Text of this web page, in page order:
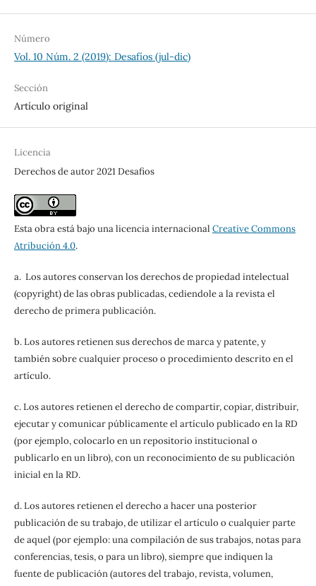
Número
Vol. 10 Núm. 2 (2019): Desafíos (jul-dic)
Sección
Artículo original
Licencia
Derechos de autor 2021 Desafios
Esta obra está bajo una licencia internacional Creative Commons
Atribución 4.0.
a. Los autores conservan los derechos de propiedad intelectual
(copyright) de las obras publicadas, cediendole a la revista el
derecho de primera publicación.
b. Los autores retienen sus derechos de marca y patente, y
también sobre cualquier proceso o procedimiento descrito en el
artículo.
c. Los autores retienen el derecho de compartir, copiar, distribuir,
ejecutar y comunicar públicamente el artículo publicado en la RD
(por ejemplo, colocarlo en un repositorio institucional o
publicarlo en un libro), con un reconocimiento de su publicación
inicial en la RD.
d. Los autores retienen el derecho a hacer una posterior
publicación de su trabajo, de utilizar el artículo o cualquier parte
de aquel (por ejemplo: una compilación de sus trabajos, notas para
conferencias, tesis, o para un libro), siempre que indiquen la
fuente de publicación (autores del trabajo, revista, volumen,